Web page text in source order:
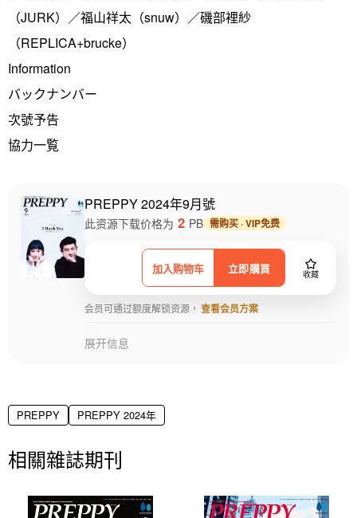
（JURK）／福山祥太（snuw）／磯部裡紗
（REPLICA+brucke）
Information
バックナンバー
次號予告
協力一覧
PREPPY 2024年9月號
加入购物车 立即購買 收藏
此资源下载价格为 2 PB 需购买 · VIP免费
会员可通过额度解锁资源， 查看会员方案
展开信息
PREPPY PREPPY 2024年
相關雜誌期刊